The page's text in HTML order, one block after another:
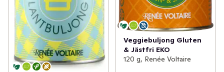
Veggiebuljong Gluten
& Jästfri EKO
120 g, Renée Voltaire